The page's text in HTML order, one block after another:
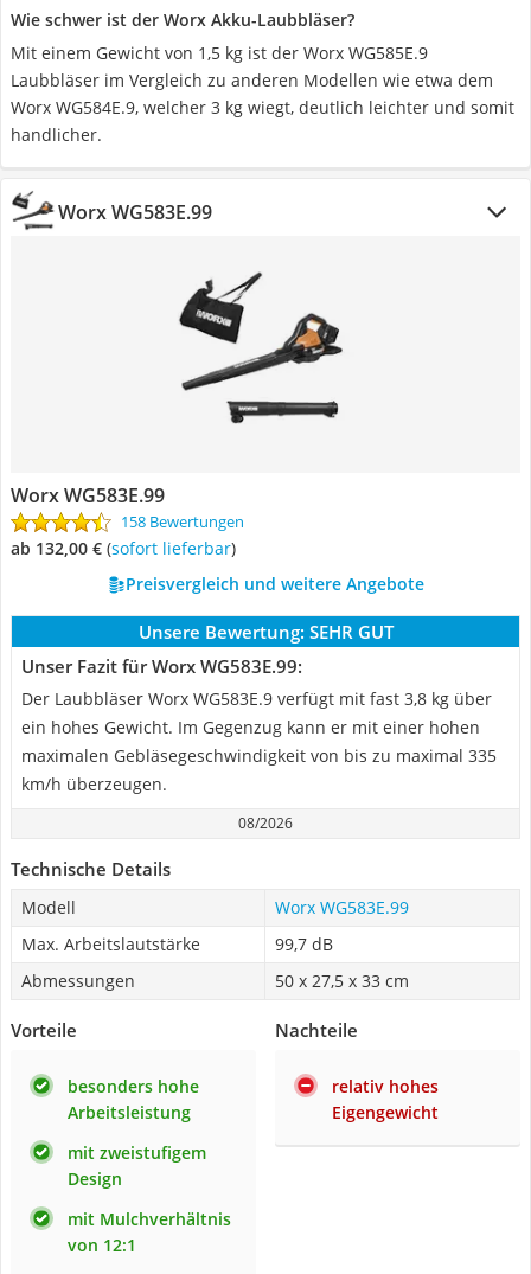
Wie schwer ist der Worx Akku-Laubbläser?
Mit einem Gewicht von 1,5 kg ist der Worx ‎WG585E.9
Laubbläser im Vergleich zu anderen Modellen wie etwa dem
Worx ‎WG584E.9, welcher 3 kg wiegt, deutlich leichter und somit
handlicher.
Worx WG583E.99
Worx WG583E.99
158 Bewertungen
ab 132,00 € ( Sofort lieferbar)
Preisvergleich und weitere Angebote
Unsere Bewertung: SEHR GUT
Unser Fazit für Worx WG583E.99:
Der Laubbläser Worx WG583E.9 verfügt mit fast 3,8 kg über
ein hohes Gewicht. Im Gegenzug kann er mit einer hohen
maximalen Gebläsegeschwindigkeit von bis zu maximal 335
km/h überzeugen.
08/2026
Technische Details
Modell
Worx WG583E.99
Max. Arbeitslautstärke
99,7 dB
Abmessungen
50 x 27,5 x 33 cm
Vorteile
besonders hohe
Arbeitsleistung
mit zweistufigem
Design
mit Mulchverhältnis
von 12:1
Nachteile
relativ hohes
Eigengewicht